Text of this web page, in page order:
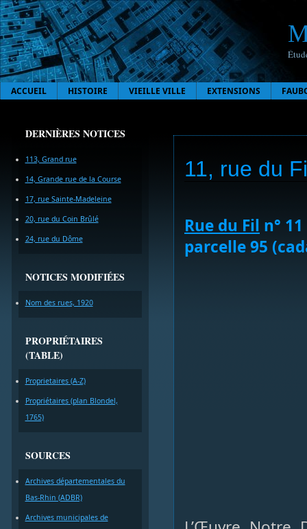
ACCUEIL HISTOIRE VIEILLE VILLE EXTENSIONS
DERNIÈRES NOTICES
113, Grand rue
14, Grande rue de la Course
17, rue Sainte-Madeleine
20, rue du Coin Brûlé
24, rue du Dôme
NOTICES MODIFIÉES
Nom des rues, 1920
PROPRIÉTAIRES
(TABLE)
Proprietaires (A-Z)
Propriétaires (plan Blondel,
1765)
SOURCES
Archives départementales du
Bas-Rhin (ADBR)
Archives municipales de
11, rue du
Rue du Fil n°
parcelle 95